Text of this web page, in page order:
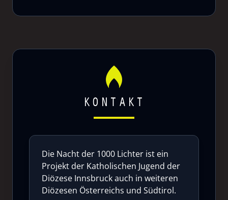
KONTAKT
Die Nacht der 1000 Lichter ist ein
Projekt der Katholischen Jugend der
Diözese Innsbruck auch in weiteren
Diözesen Österreichs und Südtirol.